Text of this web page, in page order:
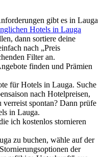
gibt es in Lauga
Hotels in Lauga
dann sortiere deine
nach „Preis
Filter an.
finden und Prämien
für Hotels in Lauga. Suche
nach Hotelpreisen,
spontan? Dann prüfe
in Lauga.
ich kostenlos stornieren
zu buchen, wähle auf der
der